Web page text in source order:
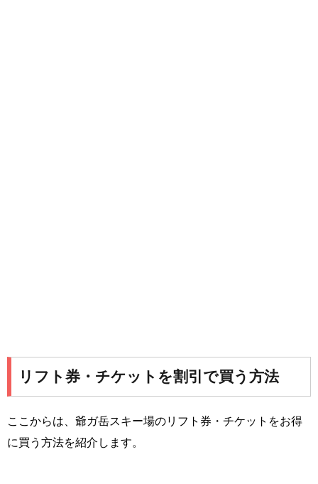
リフト券・チケットを割引で買う方法
ここからは、爺ガ岳スキー場のリフト券・チケットをお得
に買う方法を紹介します。